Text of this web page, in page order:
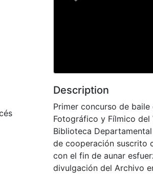
Description
Primer concurso de
Fotográfico y Fílmico del
Biblioteca
de cooperación suscrito
con el fin de aunar
divulgación del Archivo